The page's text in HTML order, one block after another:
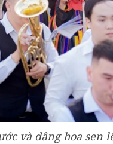
và dâng hoa sen